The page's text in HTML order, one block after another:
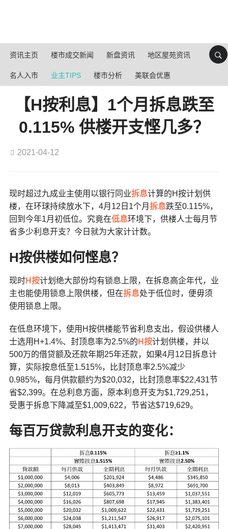
资讯主页 楼市成交新闻 新盘资讯 地区屋苑资讯
名人入市 业主TIPS 楼市分析 美联会优惠
【H按利息】1个月拆息跌至
0.115% 供楼开支悭几多？
2021-04-12
现时超过九成业主使用以银行同业拆息计算的H按计划供
楼，在环球持续放水下，4月12日1个月 拆息跌至0.115%，
回到今年1月初低位。究竟在低息环境下，供楼人士每月节
省多少利息开支？今日就为大家计计数。
H按供楼如何悭息？
现时H按计划绝大部份均有锁息上限，在拆息高企年代，业
主也能使用锁息上限供楼，但在拆息处于低位时，便毋须
使用锁息上限。
在低息环境下，使用H按供楼能节省利息支出，假设供楼人
士选用H+1.4%、封顶息率为2.5%的 H按计划供楼，并以
500万的借贷额及还款年期25年还款，如果4月12日拆息计
算，实际按息低至1.515%，比封顶息率2.5%减少
0.985%，每月供款额约为$20,032，比封顶息率$22,431节
省$2,399。在总利息方面，原本利息开支为$1,729,251，
受惠于拆息下降减至$1,009,622，节省达$719,629。
每百万贷款利息开支的变化：